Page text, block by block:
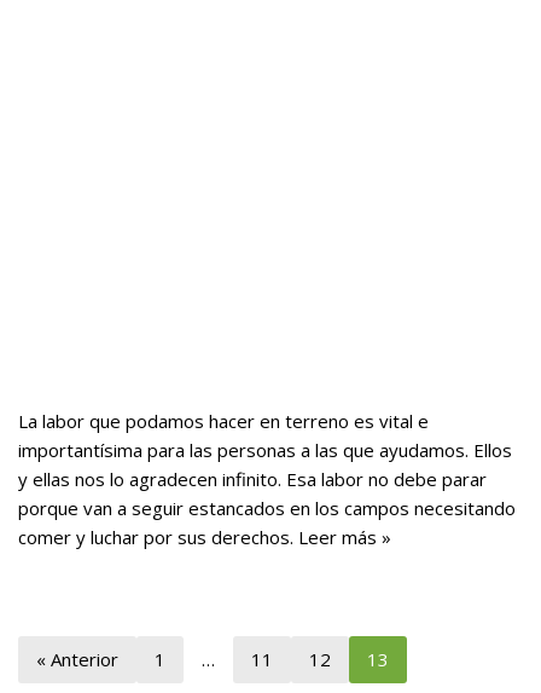
La labor que podamos hacer en terreno es vital e
importantísima para las personas a las que ayudamos. Ellos
y ellas nos lo agradecen infinito. Esa labor no debe parar
porque van a seguir estancados en los campos necesitando
comer y luchar por sus derechos. Leer más »
« Anterior 1 … 11 12 13